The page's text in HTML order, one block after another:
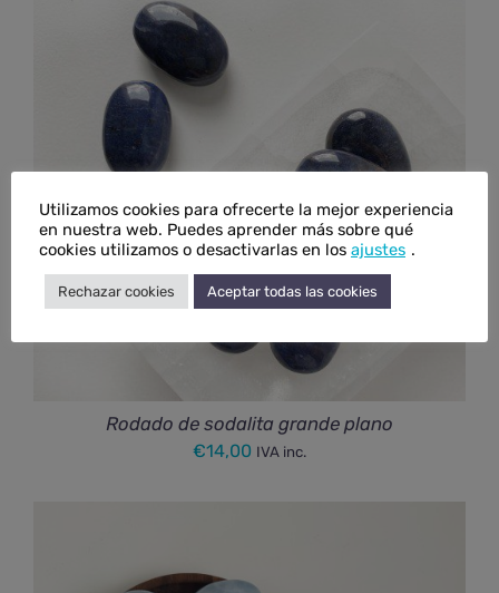
Rodado de sodalita grande plano
€14,00 IVA inc.
Utilizamos cookies para ofrecerte la mejor experiencia
en nuestra web. Puedes aprender más sobre qué
cookies utilizamos o desactivarlas en los ajustes .
Rechazar cookies Aceptar todas las cookies